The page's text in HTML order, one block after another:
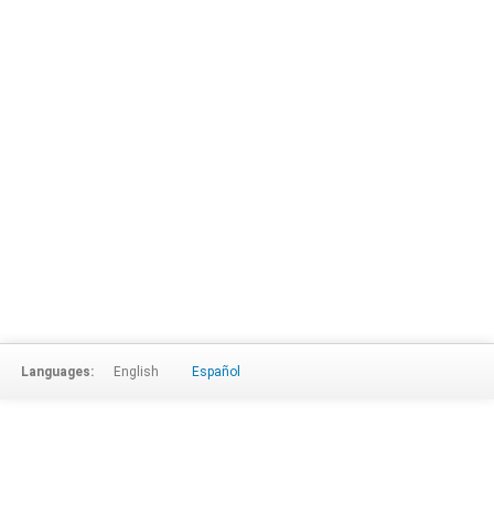
Languages: English Español